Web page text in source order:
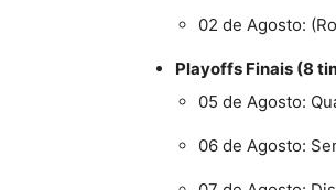
02 de Agosto:
Playoffs Finais (8
05 de Agosto:
06 de Agosto: